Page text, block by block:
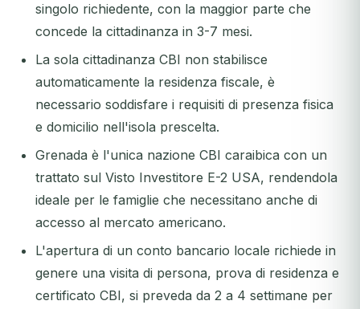
singolo richiedente, con la maggior parte che
concede la cittadinanza in 3-7 mesi.
La sola cittadinanza CBI non stabilisce
automaticamente la residenza fiscale, è
necessario soddisfare i requisiti di presenza fisica
e domicilio nell'isola prescelta.
Grenada è l'unica nazione CBI caraibica con un
trattato sul Visto Investitore E-2 USA, rendendola
ideale per le famiglie che necessitano anche di
accesso al mercato americano.
L'apertura di un conto bancario locale richiede in
genere una visita di persona, prova di residenza e
certificato CBI, si preveda da 2 a 4 settimane per